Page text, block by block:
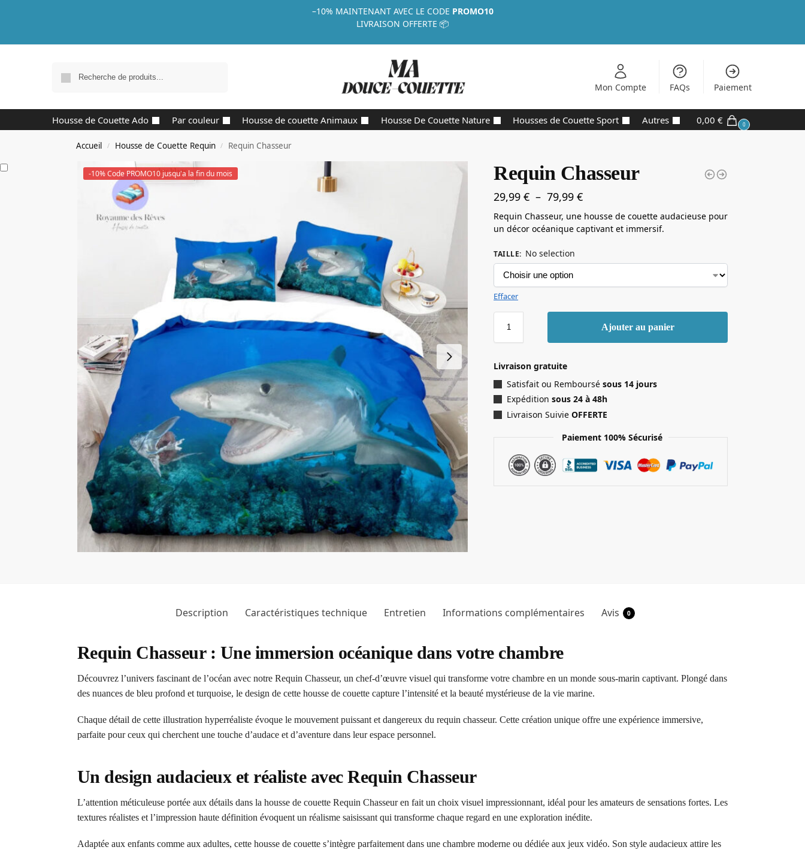
–10% MAINTENANT AVEC LE CODE PROMO10
LIVRAISON OFFERTE 📦
Mon Compte FAQs Paiement
Housse de Couette Ado Par couleur Housse de couette Animaux Housse De Couette Nature Housses de Couette Sport Autres 0,00 € 0
Accueil / Housse de Couette Requin / Requin Chasseur
-10% Code PROMO10 jusqu'a la fin du mois Requin Chasseur
29,99€ – 79,99€
Requin Chasseur, une housse de couette audacieuse pour
un décor océanique captivant et immersif.
TAILLE: No selection
Effacer
Ajouter au panier
Livraison gratuite
Satisfait ou Remboursésous 14 jours
Expédition sous 24 à 48h
Livraison SuivieOFFERTE
Paiement 100% Sécurisé
Description Caractéristiques technique Entretien Informations complémentaires Avis 0
Requin Chasseur : Une immersion océanique dans votre chambre
Découvrez l’univers fascinant de l’océan avec notre Requin Chasseur, un chef-d’œuvre visuel qui transforme votre chambre en un monde sous-marin captivant. Plongé dans
des nuances de bleu profond et turquoise, le design de cette housse de couette capture l’intensité et la beauté mystérieuse de la vie marine.
Chaque détail de cette illustration hyperréaliste évoque le mouvement puissant et dangereux du requin chasseur. Cette création unique offre une expérience immersive,
parfaite pour ceux qui cherchent une touche d’audace et d’aventure dans leur espace personnel.
Un design audacieux et réaliste avec Requin Chasseur
L’attention méticuleuse portée aux détails dans la housse de couette Requin Chasseur en fait un choix visuel impressionnant, idéal pour les amateurs de sensations fortes. Les
textures réalistes et l’impression haute définition évoquent un réalisme saisissant qui transforme chaque regard en une exploration inédite.
Adaptée aux enfants comme aux adultes, cette housse de couette s’intègre parfaitement dans une chambre moderne ou dédiée aux jeux vidéo. Son style audacieux attire les